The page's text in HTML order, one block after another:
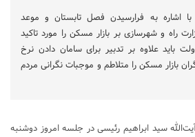
اشاره به فرارسیدن فصل تابستان و موعد
راه و شهرسازی بر بازار مسکن را مورد تاکید
باید علاوه بر تدبیر برای سامان دادن نرخ
بازار مسکن را متلاطم و موجبات نگرانی مردم
سید ابراهیم رئیسی در جلسه امروز دوشنبه